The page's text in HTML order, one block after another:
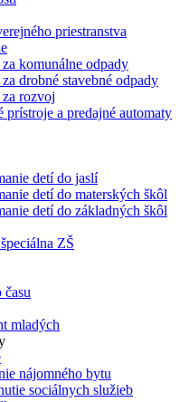
priestranstva
komunálne odpady
drobné stavebné odpady
rozvoj
prístroje a predajné automaty
detí do jaslí
detí do materských škôl
detí do základných škôl
ZŠ
času
mladých
nájomného bytu
sociálnych služieb